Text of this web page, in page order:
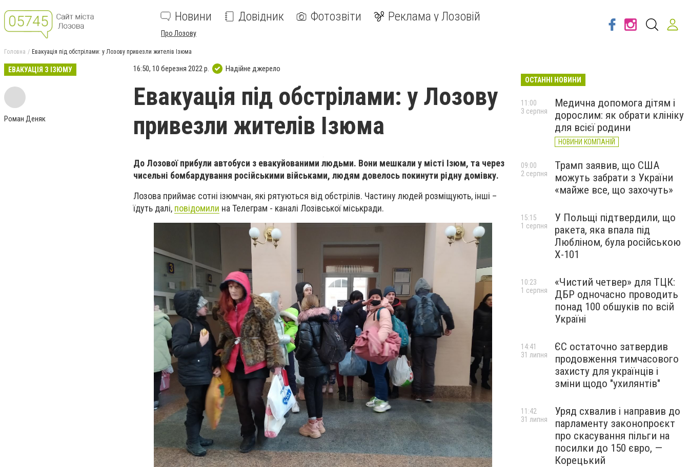
Новини Довідник Фотозвіти Реклама у Лозовій
Про Лозову
Головна Евакуація під обстрілами: у Лозову привезли жителів Ізюма
ЕВАКУАЦІЯ З ІЗЮМУ
Роман Деняк
16:50, 10 березня 2022 р. Надійне джерело
Евакуація під обстрілами: у Лозову
привезли жителів Ізюма
До Лозової прибули автобуси з евакуйованими людьми. Вони мешкали у місті Ізюм, та через
чисельні бомбардування російськими військами, людям довелось покинути рідну домівку.
Лозова приймає сотні ізюмчан, які рятуються від обстрілів. Частину людей розміщують, інші –
їдуть далі, повідомили на Телеграм - каналі Лозівської міськради.
ОСТАННІ НОВИНИ
Медична допомога дітям і
дорослим: як обрати клініку
для всієї родини
НОВИНИ КОМПАНІЙ
11:00
3 серпня
Трамп заявив, що США
можуть забрати з України
«майже все, що захочуть»
09:00
2 серпня
У Польщі підтвердили, що
ракета, яка впала під
Любліном, була російською
Х-101
15:15
1 серпня
«Чистий четвер» для ТЦК:
ДБР одночасно проводить
понад 100 обшуків по всій
Україні
10:23
1 серпня
ЄС остаточно затвердив
продовження тимчасового
захисту для українців і
зміни щодо "ухилянтів"
14:41
31 липня
Уряд схвалив і направив до
парламенту законопроєкт
про скасування пільги на
посилки до 150 євро, —
Корецький
11:42
31 липня